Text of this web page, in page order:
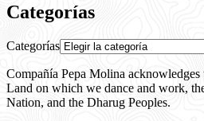
Categorías
Categorías
Compañía Pepa Molina
Land on which we dance and work,
Nation, and the Dharug Peoples.